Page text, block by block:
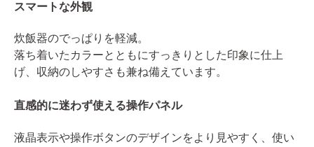
スマートな外観
炊飯器のでっぱりを軽減。
落ち着いたカラーとともにすっきりとした印象に仕上
げ、収納のしやすさも兼ね備えています。
直感的に迷わず使える操作パネル
液晶表示や操作ボタンのデザインをより見やすく、使い